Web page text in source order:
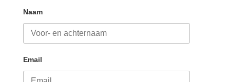
Naam
Email